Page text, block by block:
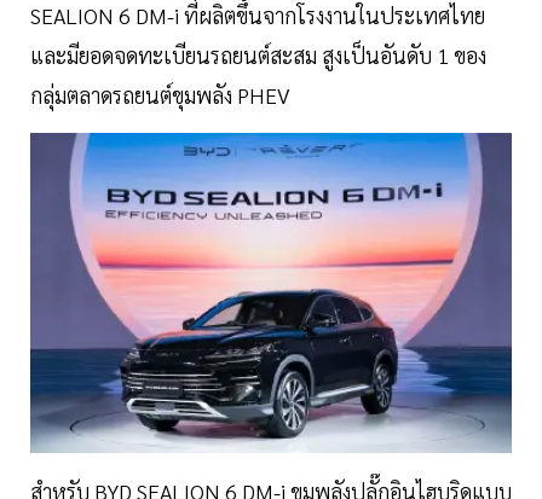
SEALION 6 DM-i ที่ผลิตขึ้นจากโรงงานในประเทศไทย
และมียอดจดทะเบียนรถยนต์สะสม สูงเป็นอันดับ 1 ของ
กลุ่มตลาดรถยนต์ขุมพลัง PHEV
สำหรับ BYD SEALION 6 DM-i ขุมพลังปลั๊กอินไฮบริดแบบ